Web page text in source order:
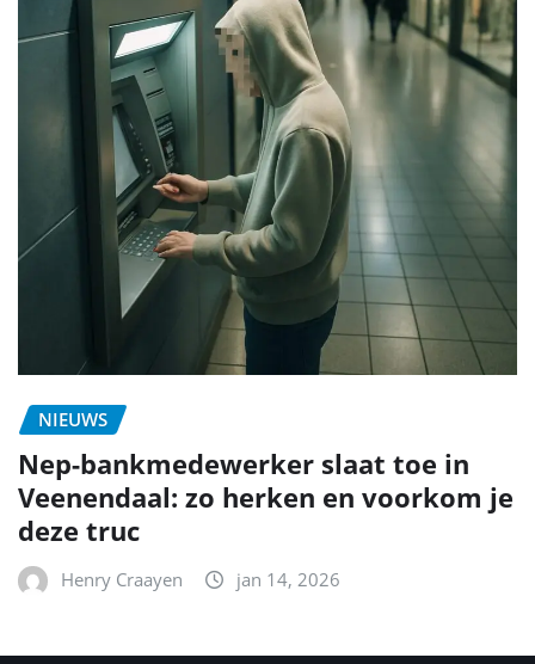
NIEUWS
Nep-bankmedewerker slaat toe in
Veenendaal: zo herken en voorkom je
deze truc
Henry Craayen jan 14, 2026